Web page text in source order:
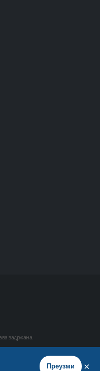
задржана.
Видео галерија
Преузми ×